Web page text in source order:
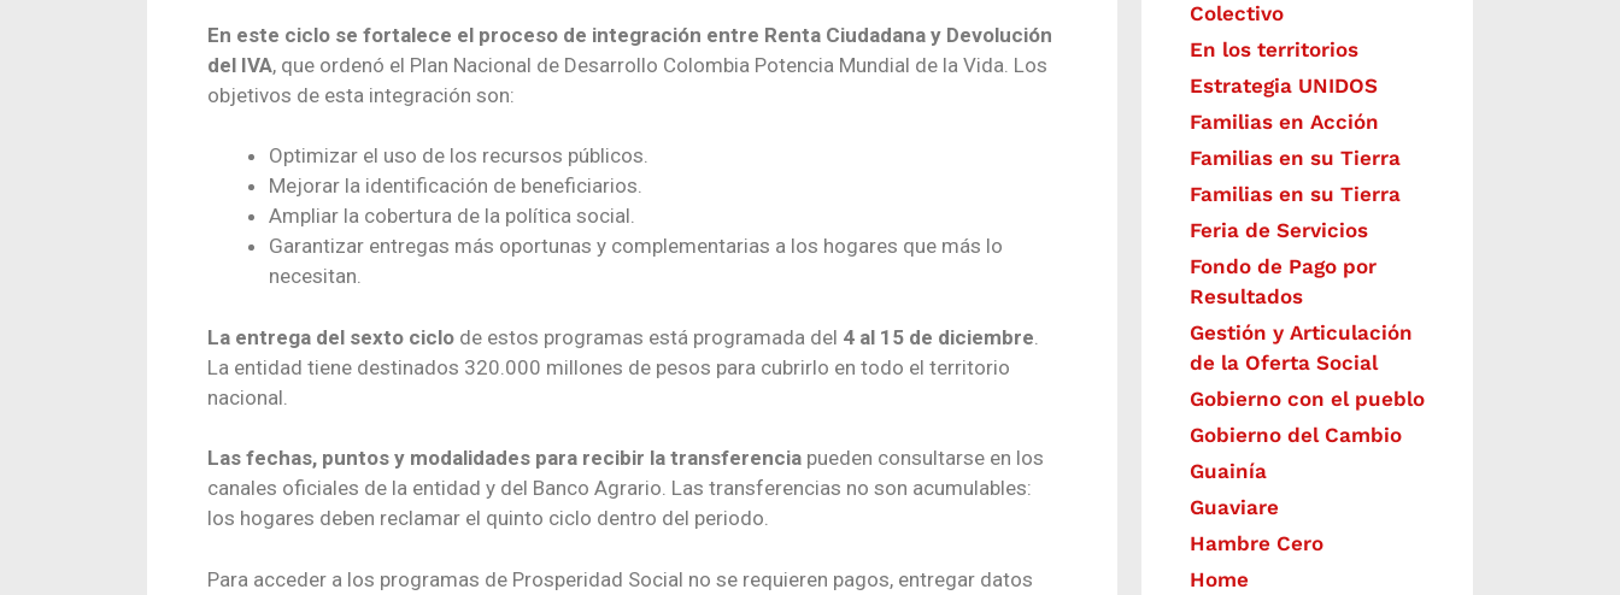
En este ciclo se fortalece el proceso de integración entre Renta Ciudadana y Devolución
del IVA, que ordenó el Plan Nacional de Desarrollo Colombia Potencia Mundial de la Vida. Los
objetivos de esta integración son:
Optimizar el uso de los recursos públicos.
Mejorar la identificación de beneficiarios.
Ampliar la cobertura de la política social.
Garantizar entregas más oportunas y complementarias a los hogares que más lo
necesitan.
La entrega del sexto ciclo de estos programas está programada del 4 al 15 de diciembre
La entidad tiene destinados 320.000 millones de pesos para cubrirlo en todo el territorio
nacional.
Las fechas, puntos y modalidades para recibir la transferencia pueden consultarse en los
canales oficiales de la entidad y del Banco Agrario. Las transferencias no son acumulables:
los hogares deben reclamar el quinto ciclo dentro del periodo.
Para acceder a los programas de Prosperidad Social no se requieren pagos, entregar datos
Colectivo
En los territorios
Estrategia UNIDOS
Familias en Acción
Familias en su Tierra
Familias en su Tierra
Feria de Servicios
Fondo de Pago por
Resultados
Gestión y Articulación
de la Oferta Social
Gobierno con el pueblo
Gobierno del Cambio
Guainía
Guaviare
Hambre Cero
Home